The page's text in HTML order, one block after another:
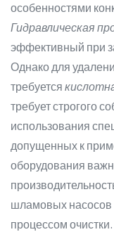
особенностями
Гидравлическая
эффективный при
Однако для
требуется
требует строгого
использования
допущенных к
оборудования
шламовых насосов
процессом очистки.